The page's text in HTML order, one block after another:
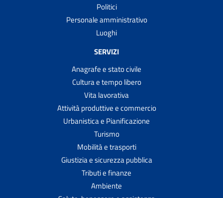
Politici
Personale amministrativo
Luoghi
SERVIZI
Anagrafe e stato civile
Cultura e tempo libero
Vita lavorativa
Attività produttive e commercio
Urbanistica e Pianificazione
Turismo
Mobilità e trasporti
Giustizia e sicurezza pubblica
Tributi e finanze
Ambiente